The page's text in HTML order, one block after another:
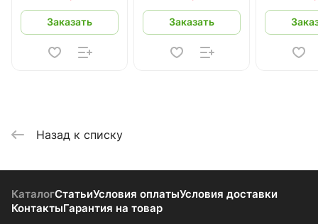
Заказать Заказать
Назад к списку
КаталогСтатьиУсловия оплатыУсловия доставки
КонтактыГарантия на товар